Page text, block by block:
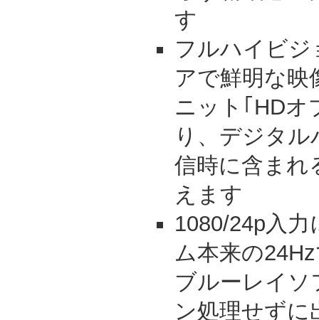
す
フルハイビ
アで鮮明な映
ニット｢HDオ
り、デジタ
信時に含まれ
えます
1080/24p入
ム本来の
ブルーレイソ
ン処理せずに